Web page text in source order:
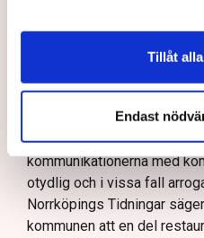
Tillåt
Endast
är inte längre tillåten, säger
Norrköping som sett sig
staket, inglasningar och
uteserveringarna. De
kommunikationerna med
otydlig och i vissa fall
Norrköpings Tidningar
kommunen att en del